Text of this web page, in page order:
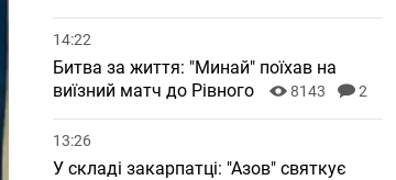
14:22
Битва за життя: "Минай" поїхав на
виїзний матч до Рівного
8143 2
13:26
У складі закарпатці: "Азов" святкує